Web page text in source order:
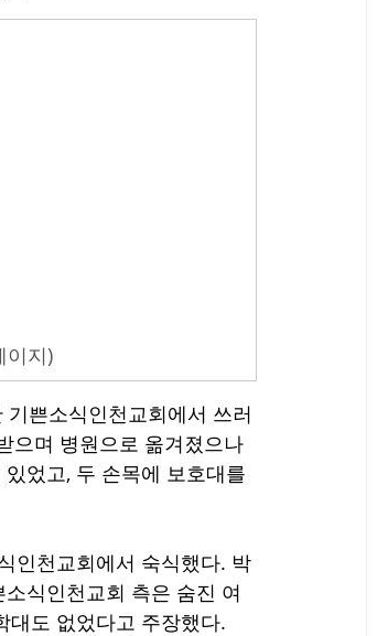
이지)
쁜소식인천교회에서 쓰러
으며 병원으로 옮겨졌으나
었고, 두 손목에 보호대를
인천교회에서 숙식했다. 박
식인천교회 측은 숨진 여
대도 없었다고 주장했다.